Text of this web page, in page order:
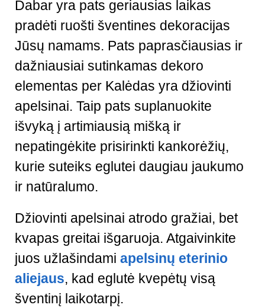
Dabar yra pats geriausias laikas
pradėti ruošti šventines dekoracijas
Jūsų namams. Pats paprasčiausias ir
dažniausiai sutinkamas dekoro
elementas per Kalėdas yra džiovinti
apelsinai. Taip pats suplanuokite
išvyką į artimiausią mišką ir
nepatingėkite prisirinkti kankorėžių,
kurie suteiks eglutei daugiau jaukumo
ir natūralumo.
Džiovinti apelsinai atrodo gražiai, bet
kvapas greitai išgaruoja. Atgaivinkite
juos užlašindami apelsinų eterinio
aliejaus, kad eglutė kvepėtų visą
šventinį laikotarpį.